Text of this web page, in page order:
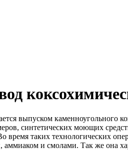
выпуском каменноугольного
синтетических моющих
таких технологических
и смолами. Так же она